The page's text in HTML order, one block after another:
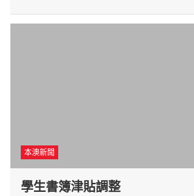
本澳新聞
學生書簿津貼調整